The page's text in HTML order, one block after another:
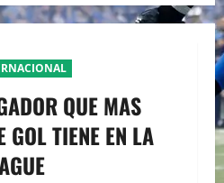
QUE MAS
GOL TIENE EN LA